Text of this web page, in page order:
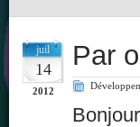
juil
14
2012
Par